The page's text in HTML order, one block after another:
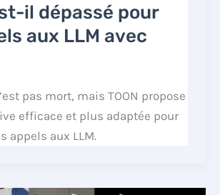
il dépassé pour
aux LLM avec
pas mort, mais TOON propose
efficace et plus adaptée pour
appels aux LLM.